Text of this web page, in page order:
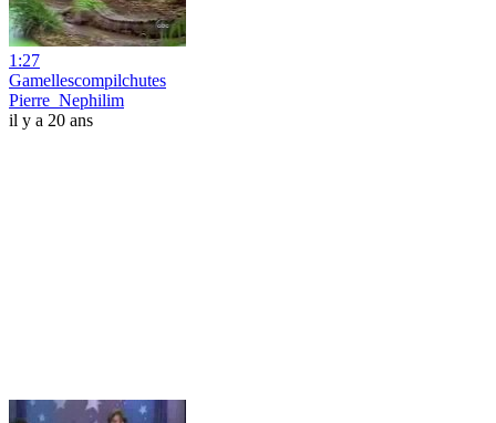
1:27
Gamellescompilchutes
Pierre_Nephilim
il y a 20 ans